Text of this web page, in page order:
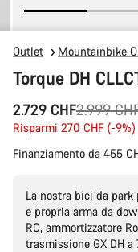
Outlet Mountainbike
Torque DH
2.729 CHF
Prezzo
originale
2.999
Risparmi 270 CHF (-9%)
Finanziamento da 455
La nostra bici da
e propria arma da
RC, ammortizzatore
trasmissione GX DH